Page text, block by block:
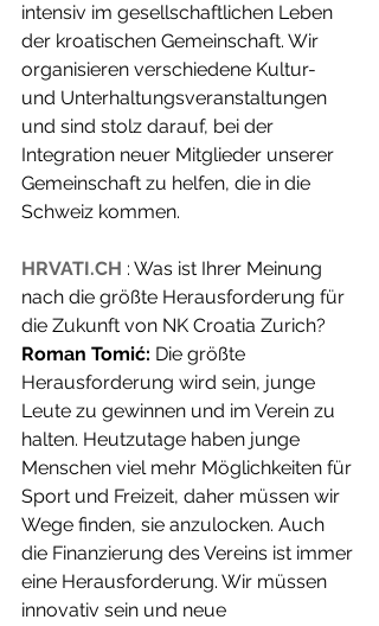
intensiv im gesellschaftlichen Leben
der kroatischen Gemeinschaft. Wir
organisieren verschiedene Kultur-
und Unterhaltungsveranstaltungen
und sind stolz darauf, bei der
Integration neuer Mitglieder unserer
Gemeinschaft zu helfen, die in die
Schweiz kommen.
HRVATI.CH : Was ist Ihrer Meinung
nach die größte Herausforderung für
die Zukunft von NK Croatia Zurich?
Roman Tomić: Die größte
Herausforderung wird sein, junge
Leute zu gewinnen und im Verein zu
halten. Heutzutage haben junge
Menschen viel mehr Möglichkeiten für
Sport und Freizeit, daher müssen wir
Wege finden, sie anzulocken. Auch
die Finanzierung des Vereins ist immer
eine Herausforderung. Wir müssen
innovativ sein und neue